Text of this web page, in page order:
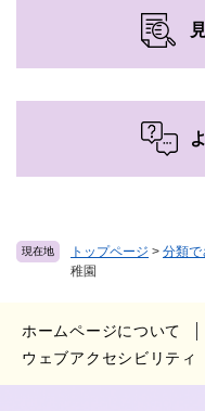
現在地 トップページ > 分類で
稚園
ホームページについて
ウェブアクセシビリティ